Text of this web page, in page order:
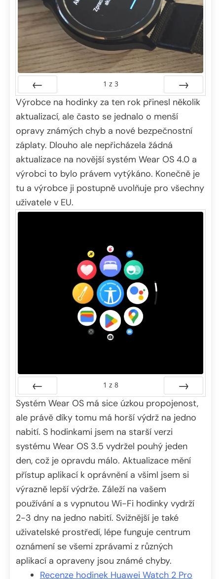
Předchozí
1 z 3
Další
Výrobce na hodinky za ten rok přinesl několik
aktualizací, ale často se jednalo o menší
opravy známých chyb a nové bezpečnostní
záplaty. Dlouho ale nepřicházela žádná
aktualizace na novější systém Wear OS 4.0 a
výrobci to bylo právem vytýkáno. Konečně je
tu a výrobce ji postupně uvolňuje pro všechny
uživatele v EU.
Předchozí
1 z 8
Další
Systém Wear OS má sice úzkou propojenost,
ale právě díky tomu má horší výdrž na jedno
nabití. S hodinkami jsem na starší verzi
systému Wear OS 3.5 vydržel pouhý jeden
den, což je opravdu málo. Aktualizace mění
přístup aplikací k oprávnění a všiml jsem si
výrazně lepší výdrže. Záleží na vašem
používání a s vypnutou Wi-Fi hodinky vydrží
2-3 dny na jedno nabití. Svižnější je také
uživatelské prostředí, lépe funguje centrum
oznámení se všemi zprávami z různých
aplikací a opraveny jsou známé chyby.
Recenze hodinek Huawei Watch 2 Pro